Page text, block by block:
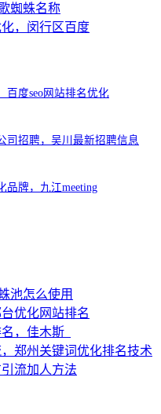
蜘蛛名称
，闵行区百度
百度seo网站排名优化
司招聘，吴川最新招聘信息
品牌，九江meeting
池怎么使用
优化网站排名
，佳木斯_
郑州关键词优化排名技术
流加人方法